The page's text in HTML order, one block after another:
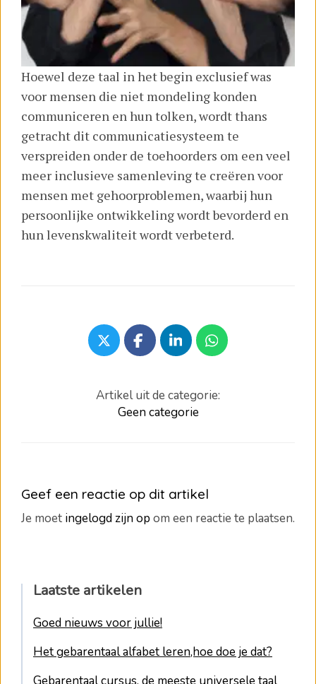
Hoewel deze taal in het begin exclusief was
voor mensen die niet mondeling konden
communiceren en hun tolken, wordt thans
getracht dit communicatiesysteem te
verspreiden onder de toehoorders om een veel
meer inclusieve samenleving te creëren voor
mensen met gehoorproblemen, waarbij hun
persoonlijke ontwikkeling wordt bevorderd en
hun levenskwaliteit wordt verbeterd.
Artikel uit de categorie:
Geen categorie
Geef een reactie op dit artikel
Je moet ingelogd zijn op om een reactie te plaatsen.
Laatste artikelen
Goed nieuws voor jullie!
Het gebarentaal alfabet leren,hoe doe je dat?